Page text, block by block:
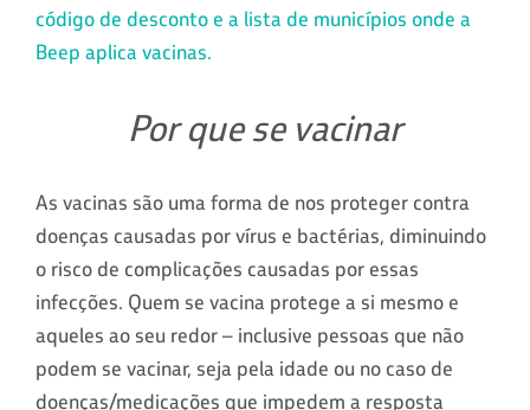
código de desconto e a lista de municípios onde a
Beep aplica vacinas.
Por que se vacinar
As vacinas são uma forma de nos proteger contra
doenças causadas por vírus e bactérias, diminuindo
o risco de complicações causadas por essas
infecções. Quem se vacina protege a si mesmo e
aqueles ao seu redor – inclusive pessoas que não
podem se vacinar, seja pela idade ou no caso de
doenças/medicações que impedem a resposta